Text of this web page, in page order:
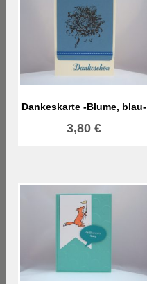
Dankeskarte -Blume, blau-
3,80€